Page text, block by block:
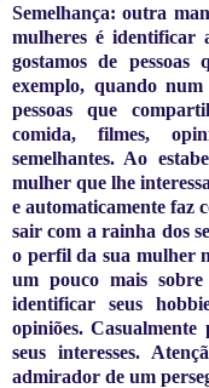
Semelhança: outra
mulheres é identificar
gostamos de pessoas
exemplo, quando
pessoas que
comida, filmes,
semelhantes. Ao
mulher que lhe
e automaticamente faz
sair com a rainha dos
o perfil da sua mulher
um pouco mais sobre
identificar seus
opiniões. Casualmente
seus interesses.
admirador de um